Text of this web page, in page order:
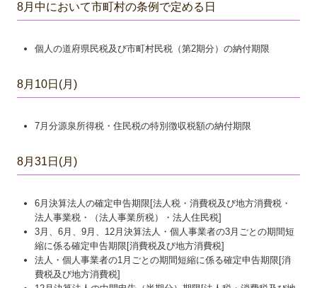
8月中において市町村の条例で定める日
個人の道府県民税及び市町村民税（第2期分）の納付期限
8月10日(月)
7月分源泉所得税・住民税の特別徴収税額の納付期限
8月31日(月)
6月決算法人の確定申告期限[法人税・消費税及び地方消費税・
法人事業税・（法人事業所税）・法人住民税]
3月、6月、9月、12月決算法人・個人事業者の3月ごとの期間短
縮に係る確定申告期限[消費税及び地方消費税]
法人・個人事業者の1月ごとの期間短縮に係る確定申告期限[消
費税及び地方消費税]